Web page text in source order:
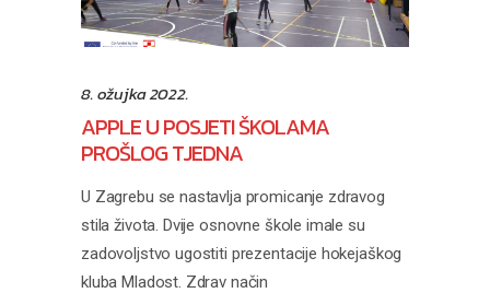
8. ožujka 2022.
APPLE U POSJETI ŠKOLAMA
PROŠLOG TJEDNA
U Zagrebu se nastavlja promicanje zdravog
stila života. Dvije osnovne škole imale su
zadovoljstvo ugostiti prezentacije hokejaškog
kluba Mladost. Zdrav način